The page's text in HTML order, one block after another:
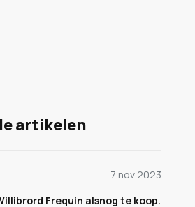
artikelen
7 nov 2023
Frequin alsnog te koop.